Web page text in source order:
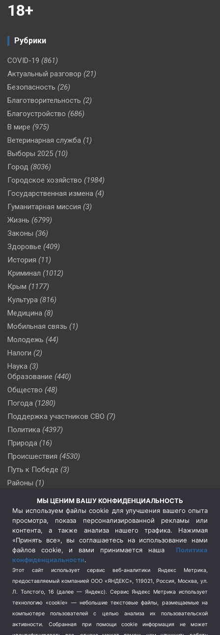
18+
Рубрики
COVID-19 (861)
Актуальный разговор (21)
Безопасность (26)
Благотворительность (2)
Благоустройство (686)
В мире (975)
Ветеринарная служба (1)
Выборы 2025 (10)
Город (8036)
Городское хозяйство (1984)
Государственная измена (4)
Гуманитарная миссия (3)
Жизнь (6799)
Законы (36)
Здоровье (409)
История (11)
Криминал (1012)
Крым (1177)
Культура (816)
Медицина (8)
Мобильная связь (1)
Молодежь (44)
Налоги (2)
Наука (3)
Образование (440)
Общество (48)
Погода (1280)
Поддержка участников СВО (7)
Политика (4397)
Природа (16)
Происшествия (4530)
Путь к Победе (3)
Районы (1)
Сельское хозяйство (3)
Социальная политика
(3)
Спецоперация в Украине
Спецоперация на Украине
(404)
Спорт (740)
Терроризм (1)
Транспорт (262)
Туризм (178)
Флот (76)
МЫ ЦЕНИМ ВАШУ КОНФИДЕНЦИАЛЬНОСТЬ
Мы используем файлы cookie для улучшения вашего опыта
просмотра, показа персонализированной рекламы или
контента, а также анализа нашего трафика. Нажимая
«Принять все», вы соглашаетесь на использование нами
файлов cookie, и вами принимается наша Политика
конфиденциальности.
Этот сайт использует сервис веб-аналитики Яндекс Метрика,
предоставляемый компанией ООО «ЯНДЕКС», 119021, Россия, Москва, ул.
Л. Толстого, 16 (далее — Яндекс). Сервис Яндекс Метрика использует
технологию «cookie» — небольшие текстовые файлы, размещаемые на
компьютере пользователей с целью анализа их пользовательской
активности.
Собранная при помощи cookie информация не может